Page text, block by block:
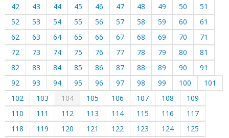
42
43 44 45 46 47 48 49 50
51
52
53 54 55 56 57 58 59 60
61
62
63 64 65 66 67 68 69 70
71
72
73 74 75 76 77 78 79 80
81
82
83 84 85 86 87 88 89 90
91
92
93 94 95 96 97 98 99 100
101
102
103 104 105 106 107 108
109
110
111 112 113 114 115 116
117
118
119 120 121 122 123 124
125